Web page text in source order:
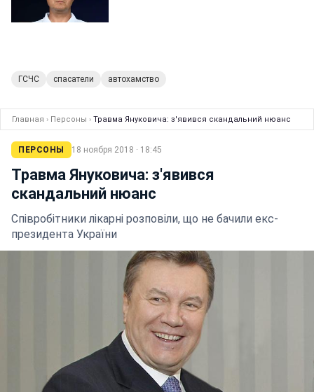
ГСЧС спасатели автохамство
Главная › Персоны › Травма Януковича: з'явився скандальний нюанс
ПЕРСОНЫ 18 ноября 2018 · 18:45
Травма Януковича: з'явився
скандальний нюанс
Співробітники лікарні розповіли, що не бачили екс-
президента України